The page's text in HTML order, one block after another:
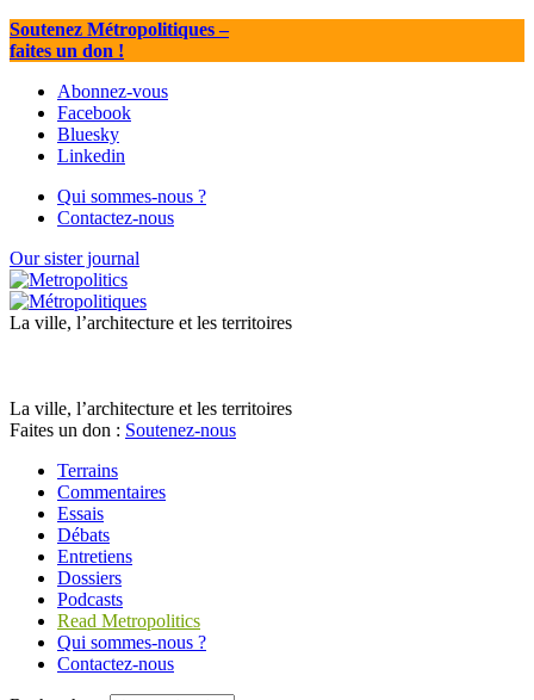
Soutenez Métropolitiques–
faites un don !
Abonnez-vous
Facebook
Bluesky
Linkedin
Qui sommes-nous ?
Contactez-nous
Our sister journal
La ville, l’architecture et les territoires
La ville, l’architecture et les territoires
Faites un don : Soutenez-nous
Terrains
Commentaires
Essais
Débats
Entretiens
Dossiers
Podcasts
Read Metropolitics
Qui sommes-nous ?
Contactez-nous